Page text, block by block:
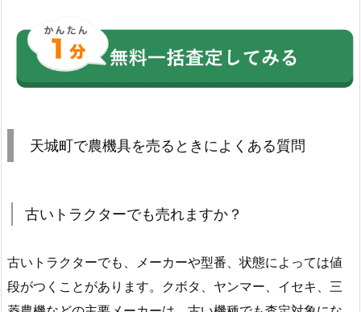
天城町で農機具を売るときによくある質問
古いトラクターでも売れますか？
古いトラクターでも、メーカーや型番、状態によっては値
段がつくことがあります。クボタ、ヤンマー、イセキ、三